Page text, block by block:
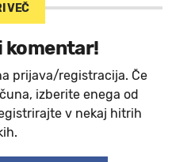
VEČ
komentar!
prijava/registracija. Če
izberite enega od
v nekaj hitrih